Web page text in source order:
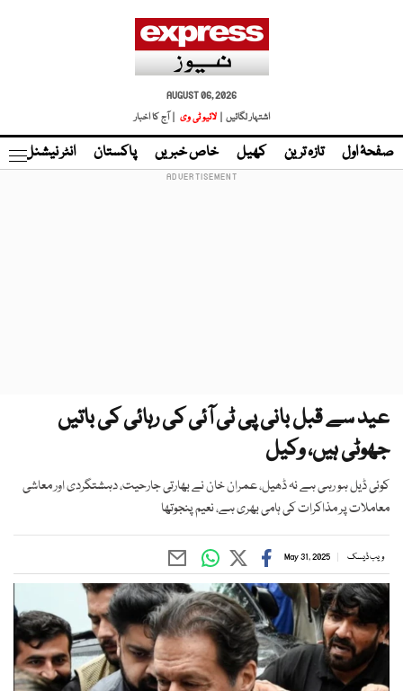
AUGUST 06, 2026
اشتہار لگائیں |
لائیو ٹی وی | آج کا اخبار
صفحۂ اول تازہ ترین کھیل خاص خبریں پاکستان انٹر نیشنل
عید سے قبل بانی پی ٹی آئی کی رہائی کی باتیں
جھوٹی ہیں، وکیل
کوئی ڈیل ہو رہی ہے نہ ڈھیل، عمران خان نے بھارتی جارحیت، دہشتگردی اور معاشی
معاملات پر مذاکرات کی ہامی بھری ہے، نعیم پنجوتھا
ویب ڈیسک May 31, 2025